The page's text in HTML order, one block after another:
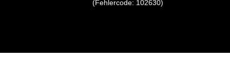
(Fehlercode: 102630)